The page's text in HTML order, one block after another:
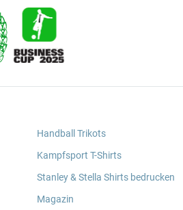
Handball Trikots
Kampfsport T-Shirts
Stanley & Stella Shirts bedrucken
Magazin